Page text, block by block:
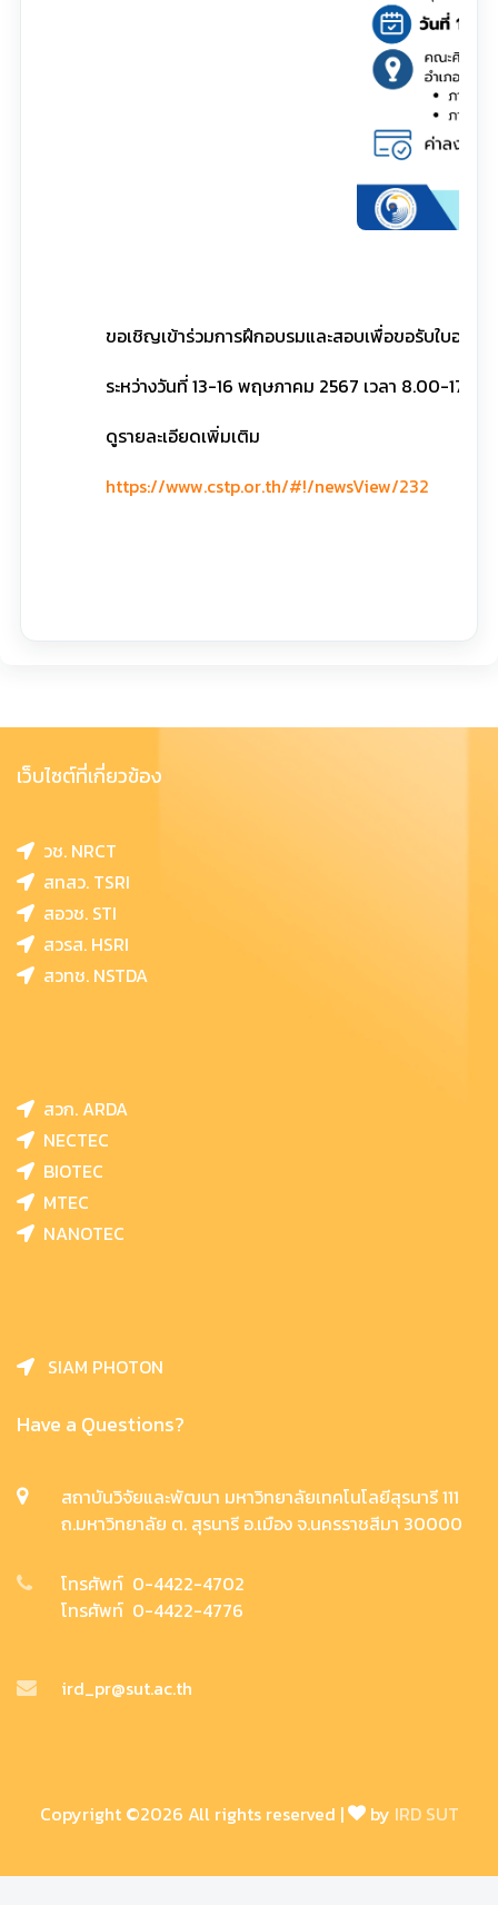
ขอเชิญเข้าร่วมการฝึกอบรมและสอบเพื่อขอรับใบอนุญ
ระหว่างวันที่ 13-16 พฤษภาคม 2567 เวลา 8.00-17.00
ดูรายละเอียดเพิ่มเติม
https://www.cstp.or.th/#!/newsView/232
เว็บไซต์ที่เกี่ยวข้อง
วช. NRCT
สทสว. TSRI
สอวช. STI
สวรส. HSRI
สวทช. NSTDA
สวก. ARDA
NECTEC
BIOTEC
MTEC
NANOTEC
SIAM PHOTON
Have a Questions?
สถาบันวิจัยและพัฒนา มหาวิทยาลัยเทคโนโลยีสุรนารี 111
ถ.มหาวิทยาลัย ต. สุรนารี อ.เมือง จ.นครราชสีมา 30000
โทรศัพท์ 0-4422-4702
โทรศัพท์ 0-4422-4776
ird_pr@sut.ac.th
Copyright ©2026 All rights reserved | by IRD SUT